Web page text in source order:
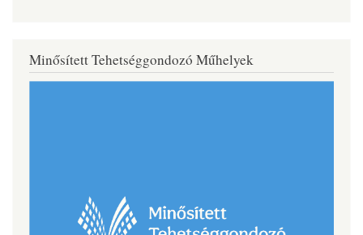
Minősített Tehetséggondozó Műhelyek